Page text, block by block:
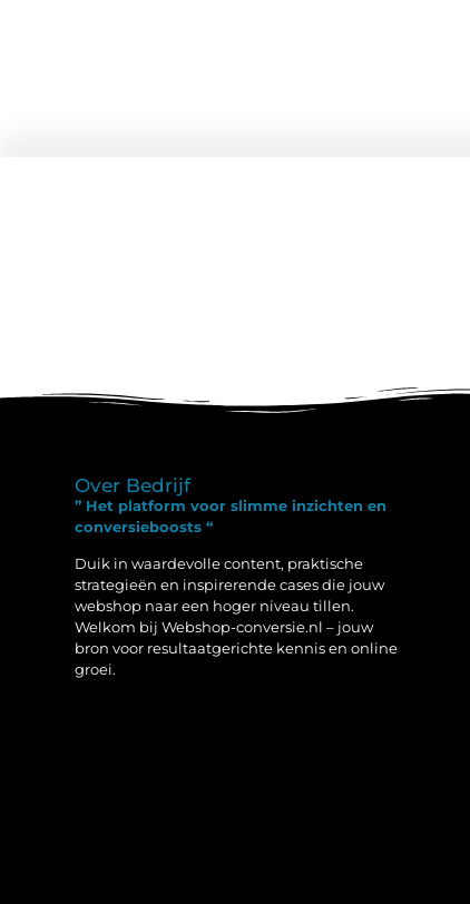
Over Bedrijf
” Het platform voor slimme inzichten en
conversieboosts “
Duik in waardevolle content, praktische
strategieën en inspirerende cases die jouw
webshop naar een hoger niveau tillen.
Welkom bij Webshop-conversie.nl – jouw
bron voor resultaatgerichte kennis en online
groei.